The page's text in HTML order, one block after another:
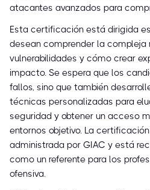
atacantes avanzados para
Esta certificación está dirigida
desean comprender la compleja
vulnerabilidades y cómo crear
impacto. Se espera que los
fallos, sino que también
técnicas personalizadas para
seguridad y obtener un acceso
entornos objetivo. La certificación
administrada por GIAC y está
como un referente para los
ofensiva.